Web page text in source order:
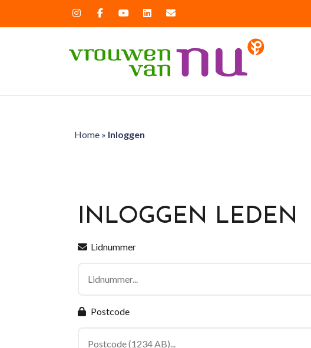
Home» Inloggen
INLOGGEN LEDEN
Lidnummer
Postcode